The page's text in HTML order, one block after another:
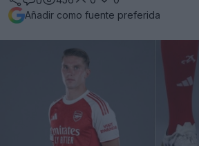
Añadir como fuente preferida